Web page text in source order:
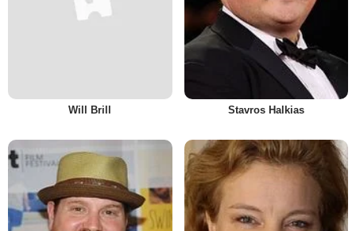
Will Brill Stavros Halkias